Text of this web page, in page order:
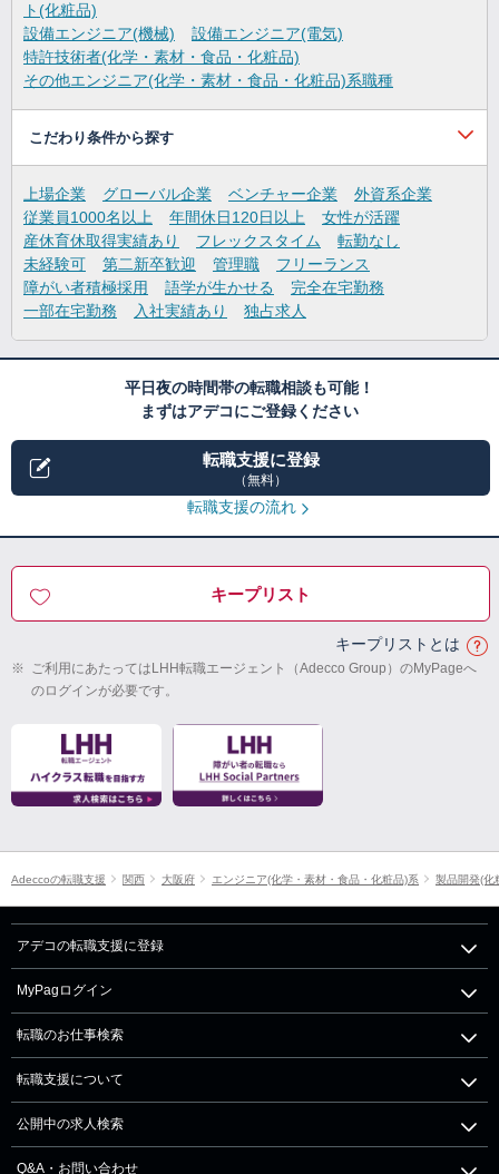
ト(化粧品)
設備エンジニア(機械)
設備エンジニア(電気)
特許技術者(化学・素材・食品・化粧品)
その他エンジニア(化学・素材・食品・化粧品)系職種
こだわり条件から探す
上場企業 グローバル企業 ベンチャー企業
外資系企業
従業員1000名以上
年間休日120日以上
女性が活躍
産休育休取得実績あり
フレックスタイム
転勤なし
未経験可
第二新卒歓迎 管理職
フリーランス
障がい者積極採用
語学が生かせる
完全在宅勤務
一部在宅勤務
入社実績あり 独占求人
平日夜の時間帯の転職相談も可能！
まずはアデコにご登録ください
転職支援に登録
（無料）
転職支援の流れ
キープリスト
キープリストとは
※ ご利用にあたってはLHH転職エージェント（Adecco Group）のMyPageへ
のログインが必要です。
Adeccoの転職支援 関西 大阪府 エンジニア(化学・素材・食品・化粧品)系 製品開発(化
アデコの転職支援に登録
MyPagログイン
転職のお仕事検索
転職支援について
公開中の求人検索
Q&A・お問い合わせ